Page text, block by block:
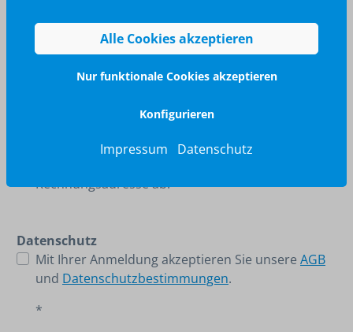
Bundesland
Rechnungsadresse ab.
Datenschutz
Mit Ihrer Anmeldung akzeptieren Sie unsere AGB
und Datenschutzbestimmungen.
*
Alle Cookies akzeptieren
Nur funktionale Cookies akzeptieren
Konfigurieren
Impressum Datenschutz